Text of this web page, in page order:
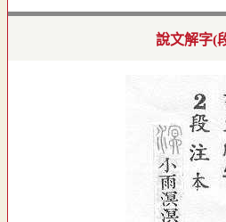
說文解字(